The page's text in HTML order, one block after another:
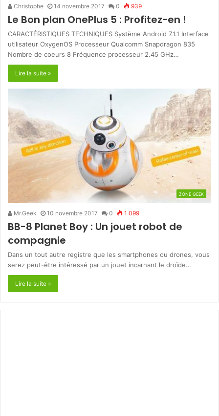
Christophe 14 novembre 2017 0 939
Le Bon plan OnePlus 5 : Profitez-en !
CARACTÉRISTIQUES TECHNIQUES Système Android 7.1.1 Interface
utilisateur OxygenOS Processeur Qualcomm Snapdragon 835
Nombre de coeurs 8 Fréquence processeur 2.45 GHz…
Lire la suite »
ZONE GEEK
Mr.Geek 10 novembre 2017 0 1 099
BB-8 Planet Boy : Un jouet robot de
compagnie
Dans un tout autre registre que les smartphones ou drones, vous
serez peut-être intéressé par un jouet incarnant le droïde…
Lire la suite »